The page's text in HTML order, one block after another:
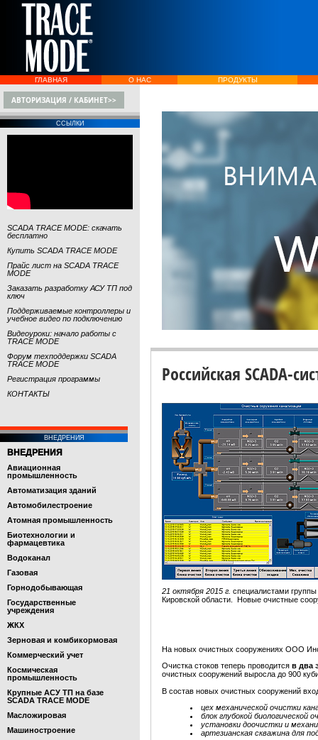
ГЛАВНАЯ О НАС ПРОДУКТЫ
АВТОРИЗАЦИЯ / КАБИНЕТ>>
ССЫЛКИ
SCADA TRACE MODE: скачать
бесплатно
Купить SCADA TRACE MODE
Прайс лист на SCADA TRACE
MODE
Заказать разработку АСУ ТП под
ключ
Поддерживаемые контроллеры и
учебное видео по подключению
Видеоуроки: начало работы с
TRACE MODE
Форум техподдержки SCADA
TRACE MODE
Регистрация программы
КОНТАКТЫ
ВНЕДРЕНИЯ
ВНЕДРЕНИЯ
Авиационная
промышленность
Автоматизация зданий
Автомобилестроение
Атомная промышленность
Биотехнологии и
фармацевтика
Водоканал
Газовая
Горнодобывающая
Государственные
учреждения
ЖКХ
Зерновая и комбикормовая
Коммерческий учет
Космическая
промышленность
Крупные АСУ ТП на базе
SCADA TRACE MODE
Масложировая
Машиностроение
Российская SCADA-
21 октября 2015 г. специалистами
Кировской области. Новые очистные
На новых очистных сооружениях ООО
Очистка стоков теперь проводится в два
очистных сооружений выросла до 900
В состав новых очистных сооружений
цех механической очистки
блок глубокой биологической
установки доочистки и
артезианская скважина для